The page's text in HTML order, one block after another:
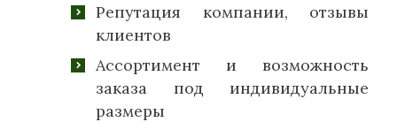
Репутация компании, отзывы
клиентов
Ассортимент и возможность
заказа под индивидуальные
размеры